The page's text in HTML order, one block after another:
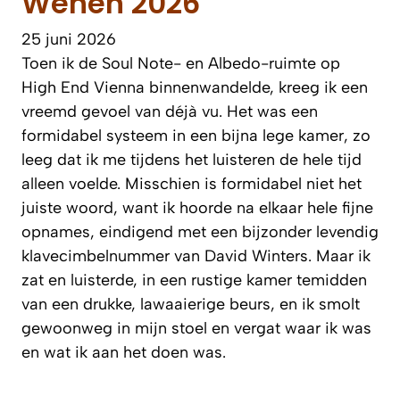
25 juni 2026
Toen ik de Soul Note- en Albedo-ruimte op
High End Vienna binnenwandelde, kreeg ik een
vreemd gevoel van déjà vu. Het was een
formidabel systeem in een bijna lege kamer, zo
leeg dat ik me tijdens het luisteren de hele tijd
alleen voelde. Misschien is formidabel niet het
juiste woord, want ik hoorde na elkaar hele fijne
opnames, eindigend met een bijzonder levendig
klavecimbelnummer van David Winters. Maar ik
zat en luisterde, in een rustige kamer temidden
van een drukke, lawaaierige beurs, en ik smolt
gewoonweg in mijn stoel en vergat waar ik was
en wat ik aan het doen was.